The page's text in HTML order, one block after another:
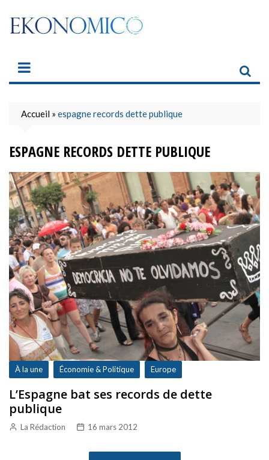
content
Accueil » espagne records dette publique
ESPAGNE RECORDS DETTE PUBLIQUE
À la une Économie & Politique Europe
L’Espagne bat ses records de dette
publique
La Rédaction 16 mars 2012